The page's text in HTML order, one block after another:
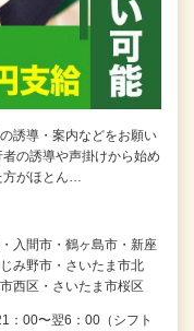
誘導・案内などをお願い
の誘導や声掛けから始め
方がほとん…
入間市・鶴ヶ島市・新座
み野市・さいたま市北
西区・さいたま市桜区
：00〜翌6：00（シフト